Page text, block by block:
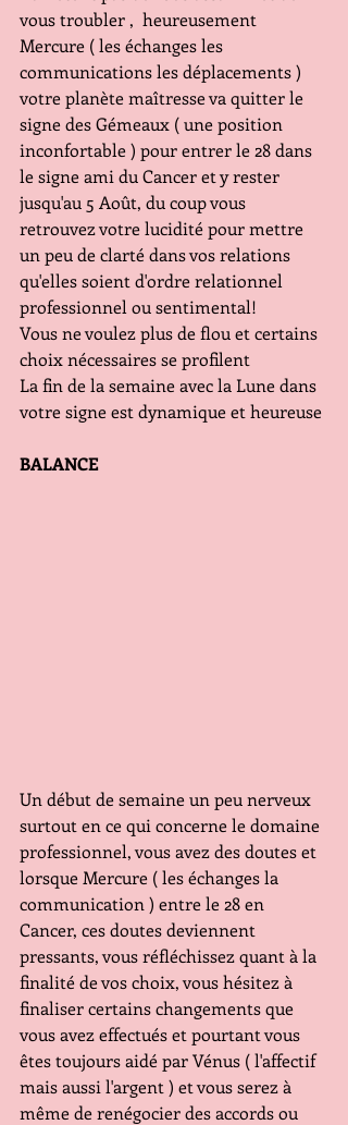
vous troubler ,  heureusement
Mercure ( les échanges les
communications les déplacements )
votre planète maîtresse va quitter le
signe des Gémeaux ( une position
inconfortable ) pour entrer le 28 dans
le signe ami du Cancer et y rester
jusqu'au 5 Août, du coup vous
retrouvez votre lucidité pour mettre
un peu de clarté dans vos relations
qu'elles soient d'ordre relationnel
professionnel ou sentimental!
Vous ne voulez plus de flou et certains
choix nécessaires se profilent
La fin de la semaine avec la Lune dans
votre signe est dynamique et heureuse
BALANCE
Un début de semaine un peu nerveux
surtout en ce qui concerne le domaine
professionnel, vous avez des doutes et
lorsque Mercure ( les échanges la
communication ) entre le 28 en
Cancer, ces doutes deviennent
pressants, vous réfléchissez quant à la
finalité de vos choix, vous hésitez à
finaliser certains changements que
vous avez effectués et pourtant vous
êtes toujours aidé par Vénus ( l'affectif
mais aussi l'argent ) et vous serez à
même de renégocier des accords ou